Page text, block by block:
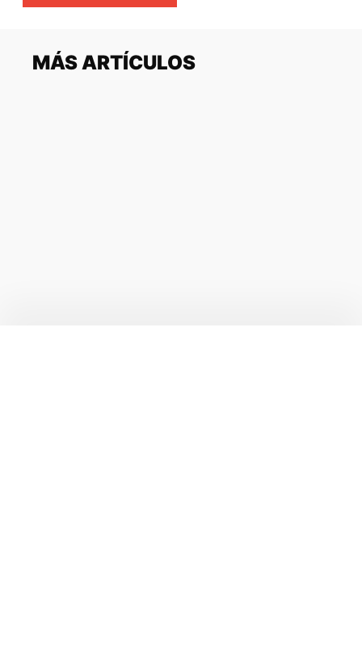
MÁS ARTÍCULOS